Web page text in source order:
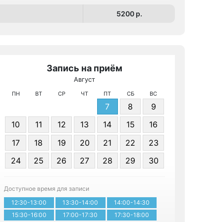
5200 p.
Запись на приём
Август
ПН ВТ СР ЧТ ПТ СБ ВС
7 8
9
10
11 12 13 14 15
16
17
18 19 20 21 22
23
24
25 26 27 28 29 30
Доступное время для записи
12:30-13:00
13:30-14:00
14:00-14:30
15:30-16:00
17:00-17:30 17:30-18:00